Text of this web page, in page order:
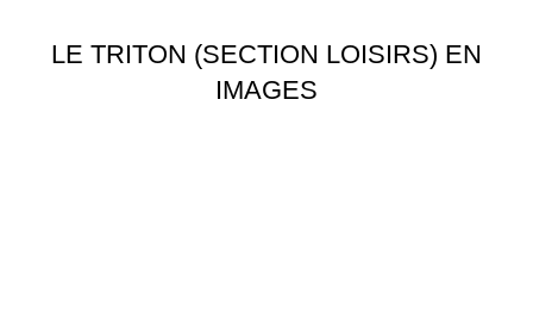
LE TRITON (SECTION LOISIRS) EN
IMAGES